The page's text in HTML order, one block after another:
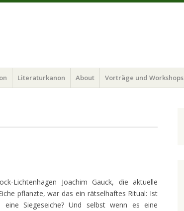
Literaturkanon About Vorträge und Workshops
Lichtenhagen Joachim Gauck, die aktuelle
pflanzte, war das ein rätselhaftes Ritual: Ist
Siegeseiche? Und selbst wenn es eine